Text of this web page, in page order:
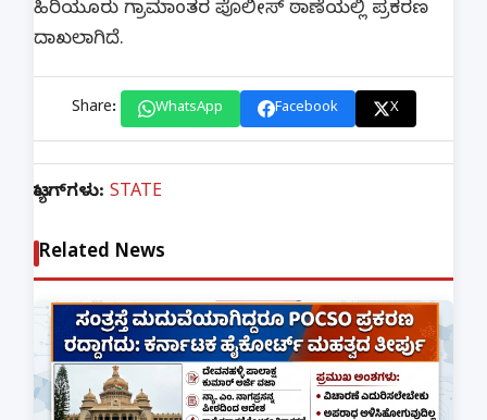
ಹಿರಿಯೂರು ಗ್ರಾಮಾಂತರ ಪೊಲೀಸ್ ಠಾಣೆಯಲ್ಲಿ ಪ್ರಕರಣ
ದಾಖಲಾಗಿದೆ.
Share: WhatsApp Facebook X
ಟ್ಯಾಗ್‌ಗಳು: STATE
Related News